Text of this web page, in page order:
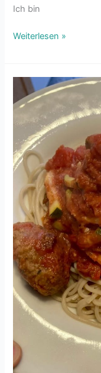
Ich bin
Weiterlesen »
Spaghetti
mit
vegan
&
fettfrei